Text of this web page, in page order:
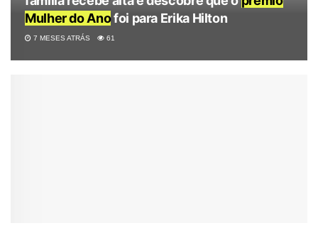
Mulher do Anofoi para Erika Hilton
7 MESES ATRÁS 61